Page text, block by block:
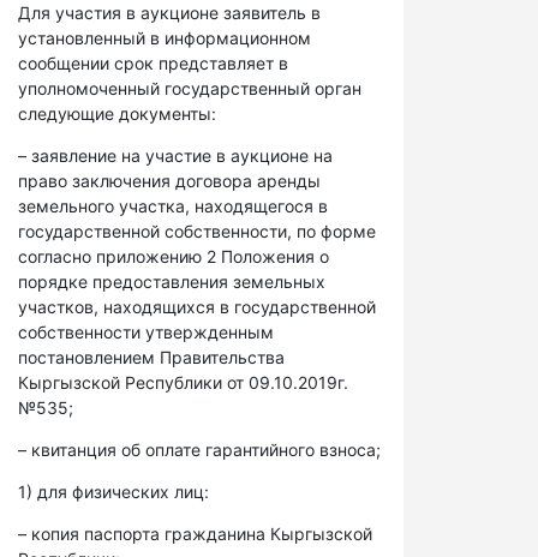
Для участия в аукционе заявитель в
установленный в информационном
сообщении срок представляет в
уполномоченный государственный орган
следующие документы:
– заявление на участие в аукционе на
право заключения договора аренды
земельного участка, находящегося в
государственной собственности, по форме
согласно приложению 2 Положения о
порядке предоставления земельных
участков, находящихся в государственной
собственности утвержденным
постановлением Правительства
Кыргызской Республики от 09.10.2019г.
№535;
– квитанция об оплате гарантийного взноса;
1) для физических лиц:
– копия паспорта гражданина Кыргызской